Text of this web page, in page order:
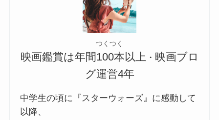
つくつく
映画鑑賞は年間100本以上 ・ 映画ブロ
グ運営4年
中学生の頃に『スターウォーズ』に感動して
以降、